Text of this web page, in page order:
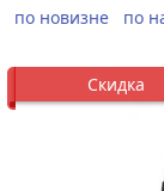
по новизне
по
Скидка